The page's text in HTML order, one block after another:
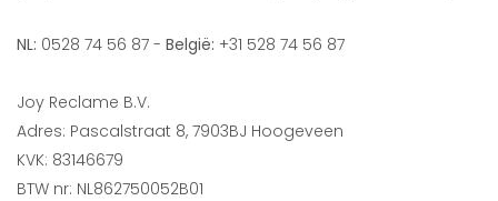
NL: 0528 74 56 87 - België: +31 528 74 56 87
Joy Reclame B.V.
Adres: Pascalstraat 8, 7903BJ Hoogeveen
KVK: 83146679
BTW nr: NL862750052B01